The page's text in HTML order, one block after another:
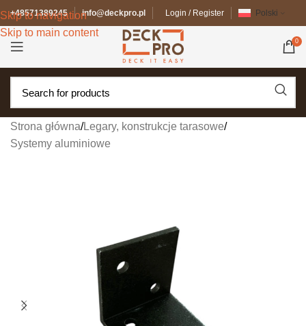
Skip to navigation
Skip to main content
+48571389245 info@deckpro.pl Login / Register Polski
0
Strona główna/Legary, konstrukcje tarasowe/
Systemy aluminiowe